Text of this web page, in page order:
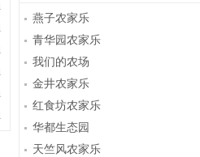
燕子农家乐
青华园农家乐
我们的农场
金井农家乐
红食坊农家乐
华都生态园
天竺风农家乐